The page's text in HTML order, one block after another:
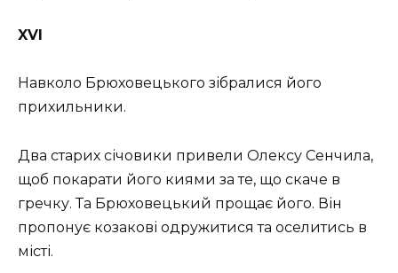
XVI
Навколо Брюховецького зібралися його
прихильники.
Два старих січовики привели Олексу Сенчила,
щоб покарати його киями за те, що скаче в
гречку. Та Брюховецький прощає його. Він
пропонує козакові одружитися та оселитись в
місті.